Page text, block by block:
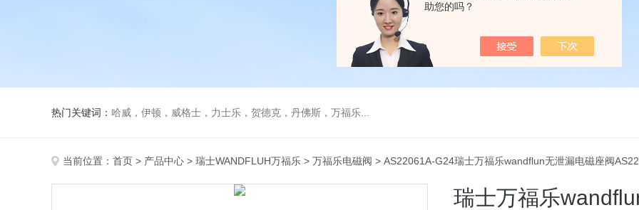
助您的吗？
热门关键词： 哈威，伊顿，威格士，力士乐，贺德克，丹佛斯，万福乐...
当前位置： 首页 > 产品中心 > 瑞士WANDFLUH万福乐 > 万福乐电磁阀 > AS22061A-G24瑞士万福乐wandflun无泄漏电磁座阀
瑞士万福乐